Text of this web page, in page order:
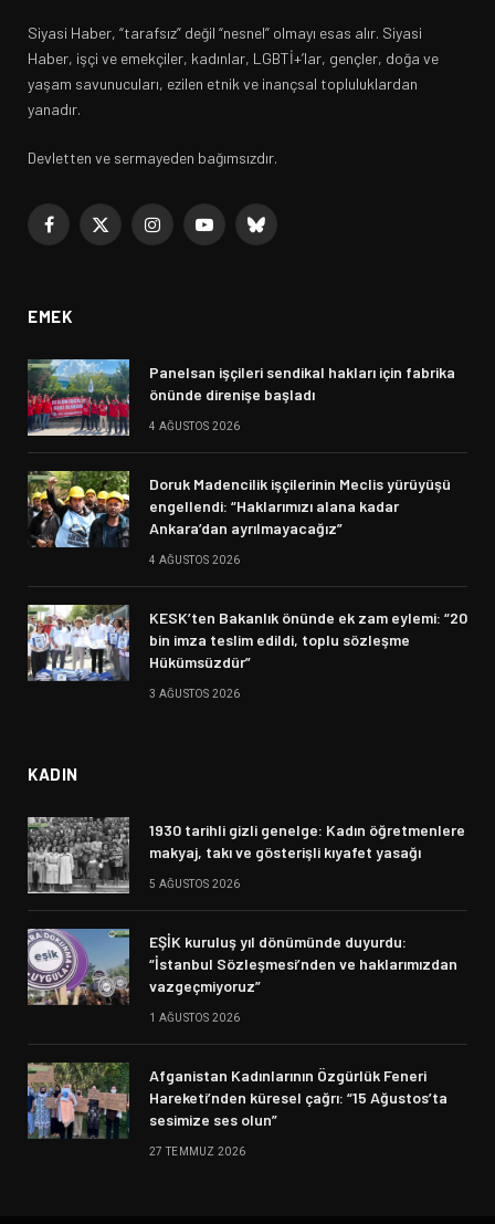
Siyasi Haber, “tarafsız” değil “nesnel” olmayı esas alır. Siyasi
Haber, işçi ve emekçiler, kadınlar, LGBTİ+’lar, gençler, doğa ve
yaşam savunucuları, ezilen etnik ve inançsal topluluklardan
yanadır.
Devletten ve sermayeden bağımsızdır.
Facebook
X
InstagramYouTubeBluesky
EMEK
Panelsan işçileri sendikal hakları için fabrika
önünde direnişe başladı
4 AĞUSTOS 2026
Doruk Madencilik işçilerinin Meclis yürüyüşü
engellendi: “Haklarımızı alana kadar
Ankara’dan ayrılmayacağız”
4 AĞUSTOS 2026
KESK’ten Bakanlık önünde ek zam eylemi: “20
bin imza teslim edildi, toplu sözleşme
Hükümsüzdür”
3 AĞUSTOS 2026
KADIN
1930 tarihli gizli genelge: Kadın öğretmenlere
makyaj, takı ve gösterişli kıyafet yasağı
5 AĞUSTOS 2026
EŞİK kuruluş yıl dönümünde duyurdu:
“İstanbul Sözleşmesi’nden ve haklarımızdan
vazgeçmiyoruz”
1 AĞUSTOS 2026
Afganistan Kadınlarının Özgürlük Feneri
Hareketi’nden küresel çağrı: “15 Ağustos’ta
sesimize ses olun”
27 TEMMUZ 2026